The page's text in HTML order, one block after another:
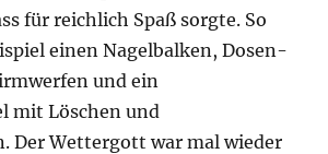
für reichlich Spaß sorgte. So
einen Nagelbalken, Dosen-
und ein
mit Löschen und
Der Wettergott war mal wieder